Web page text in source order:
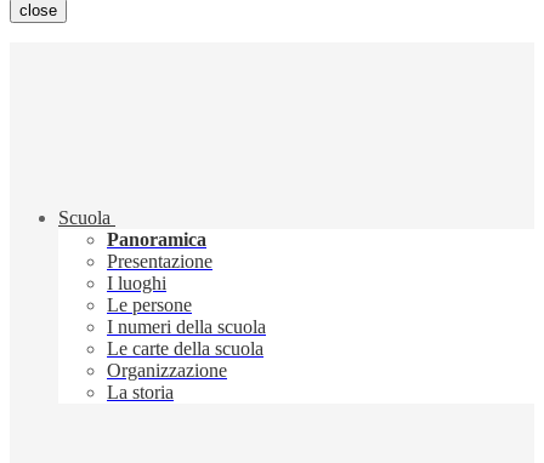
close
Scuola
Panoramica
Presentazione
I luoghi
Le persone
I numeri della scuola
Le carte della scuola
Organizzazione
La storia